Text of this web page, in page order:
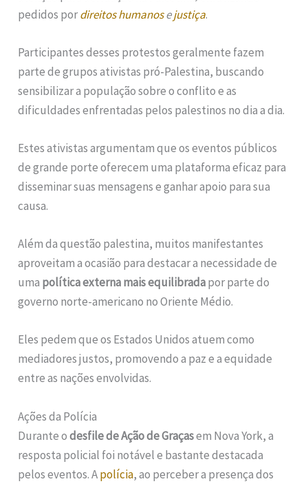
pedidos pordireitos humanosejustiça.
Participantes desses protestos geralmente fazem
parte de grupos ativistas pró-Palestina, buscando
sensibilizar a população sobre o conflito e as
dificuldades enfrentadas pelos palestinos no dia a dia.
Estes ativistas argumentam que os eventos públicos
de grande porte oferecem uma plataforma eficaz para
disseminar suas mensagens e ganhar apoio para sua
causa.
Além da questão palestina, muitos manifestantes
aproveitam a ocasião para destacar a necessidade de
uma política externa mais equilibradapor parte do
governo norte-americano no Oriente Médio.
Eles pedem que os Estados Unidos atuem como
mediadores justos, promovendo a paz e a equidade
entre as nações envolvidas.
Ações da Polícia
Durante odesfile de Ação de Graçasem Nova York, a
resposta policial foi notável e bastante destacada
pelos eventos. Apolícia, ao perceber a presença dos